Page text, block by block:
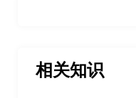
相关知识